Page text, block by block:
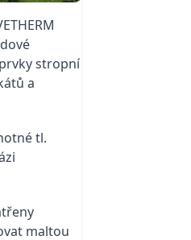
stropní
a
tl.
maltou